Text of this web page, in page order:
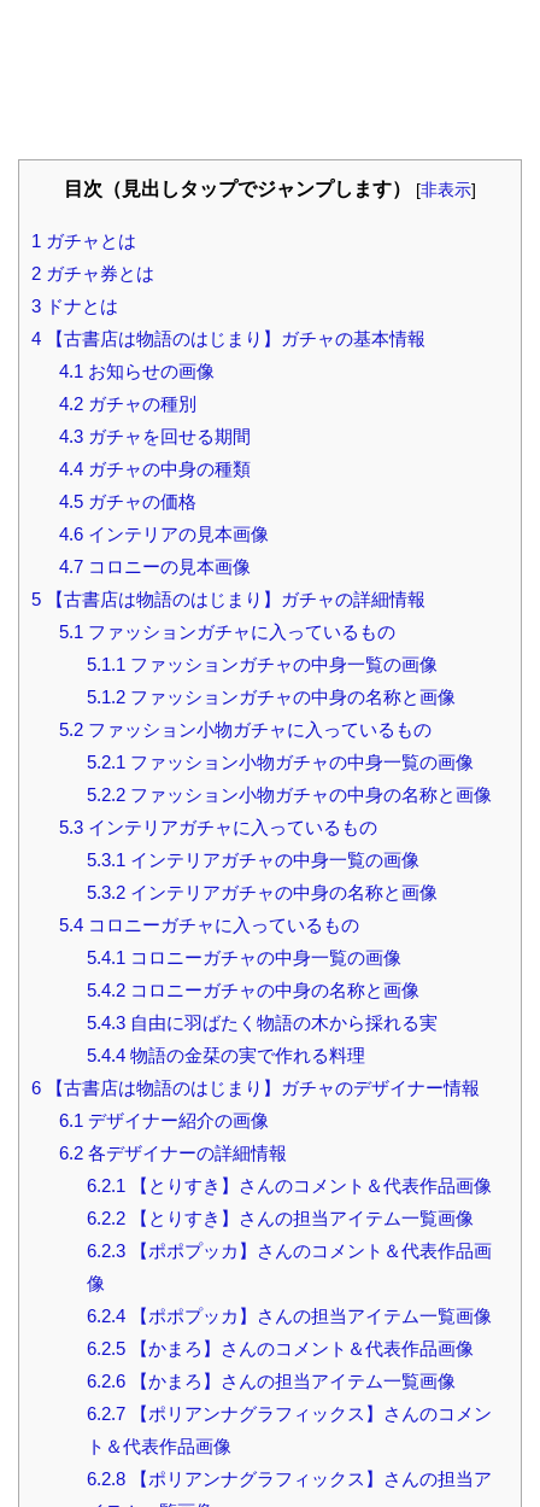
目次（見出しタップでジャンプします） [非表示]
1 ガチャとは
2 ガチャ券とは
3 ドナとは
4 【古書店は物語のはじまり】ガチャの基本情報
4.1 お知らせの画像
4.2ガチャの種別
4.3ガチャを回せる期間
4.4ガチャの中身の種類
4.5ガチャの価格
4.6インテリアの見本画像
4.7コロニーの見本画像
5 【古書店は物語のはじまり】ガチャの詳細情報
5.1 ファッションガチャに入っているもの
5.1.1 ファッションガチャの中身一覧の画像
5.1.2ファッションガチャの中身の名称と画像
5.2ファッション小物ガチャに入っているもの
5.2.1 ファッション小物ガチャの中身一覧の画像
5.2.2ファッション小物ガチャの中身の名称と画像
5.3インテリアガチャに入っているもの
5.3.1 インテリアガチャの中身一覧の画像
5.3.2インテリアガチャの中身の名称と画像
5.4コロニーガチャに入っているもの
5.4.1 コロニーガチャの中身一覧の画像
5.4.2コロニーガチャの中身の名称と画像
5.4.3自由に羽ばたく物語の木から採れる実
5.4.4物語の金栞の実で作れる料理
6 【古書店は物語のはじまり】ガチャのデザイナー情報
6.1 デザイナー紹介の画像
6.2各デザイナーの詳細情報
6.2.1 【とりすき】さんのコメント＆代表作品画像
6.2.2【とりすき】さんの担当アイテム一覧画像
6.2.3【ポポプッカ】さんのコメント＆代表作品画
像
6.2.4【ポポプッカ】さんの担当アイテム一覧画像
6.2.5【かまろ】さんのコメント＆代表作品画像
6.2.6【かまろ】さんの担当アイテム一覧画像
6.2.7【ポリアンナグラフィックス】さんのコメン
ト＆代表作品画像
6.2.8【ポリアンナグラフィックス】さんの担当ア